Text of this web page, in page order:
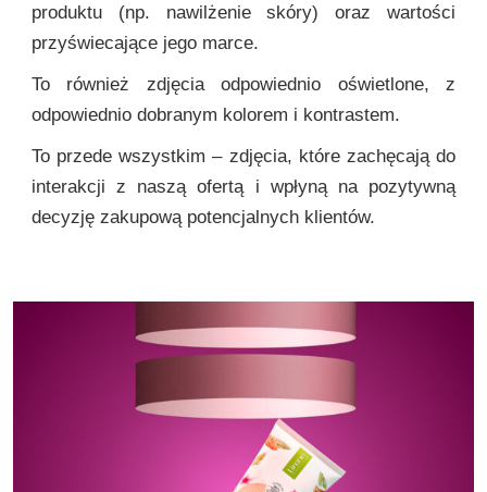
produktu (np. nawilżenie skóry) oraz wartości
przyświecające jego marce.
To również zdjęcia odpowiednio oświetlone, z
odpowiednio dobranym kolorem i kontrastem.
To przede wszystkim – zdjęcia, które zachęcają do
interakcji z naszą ofertą i wpłyną na pozytywną
decyzję zakupową potencjalnych klientów.